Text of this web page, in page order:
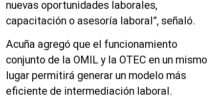
nuevas oportunidades laborales,
capacitación o asesoría laboral”, señaló.
Acuña agregó que el funcionamiento
conjunto de la OMIL y la OTEC en un mismo
lugar permitirá generar un modelo más
eficiente de intermediación laboral.